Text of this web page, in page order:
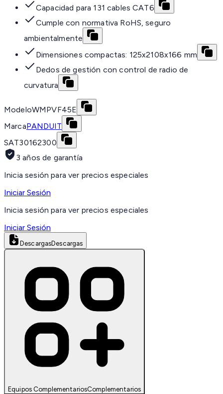
Capacidad para 131 cables CAT6
Cumple con normativa RoHS, seguro
ambientalmente
Dimensiones compactas: 125x2108x166 mm
Dedos de gestión con control de radio de
curvatura
ModeloWMPVF45E
MarcaPANDUIT
SAT30162300
3 años de garantía
Inicia sesión para ver precios especiales
Iniciar Sesión
Inicia sesión para ver precios especiales
Iniciar Sesión
DescargasDescargas
Equipos ComplementariosComplementarios